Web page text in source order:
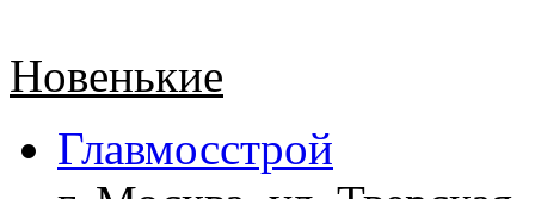
Новенькие
Главмосстрой